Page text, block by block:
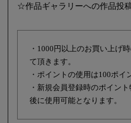
☆作品ギャラリーへの作品投
・1000円以上のお買い上げ
て頂きます。
・ポイントの使用は100ポイ
・新規会員登録時のポイン
後に使用可能となります。